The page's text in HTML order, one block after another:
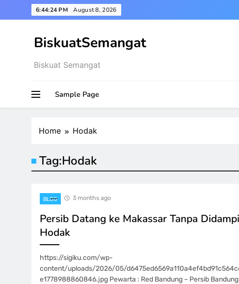
to
6:44:24 PM August 8, 2026
BiskuatSemangat
Biskuat Semangat
Sample Page
Home Hodak
Tag:Hodak
BLOG 3 months ago
Persib Datang ke Makassar Tanpa
Hodak
https://sigiku.com/wp-
content/uploads/2026/05/
e1778988860846.jpg Pewarta : Red Bandung – Persib